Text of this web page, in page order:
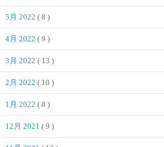
5月 2022 ( 8 )
4月 2022 ( 9 )
3月 2022 ( 13 )
2月 2022 ( 10 )
1月 2022 ( 8 )
12月 2021 ( 9 )